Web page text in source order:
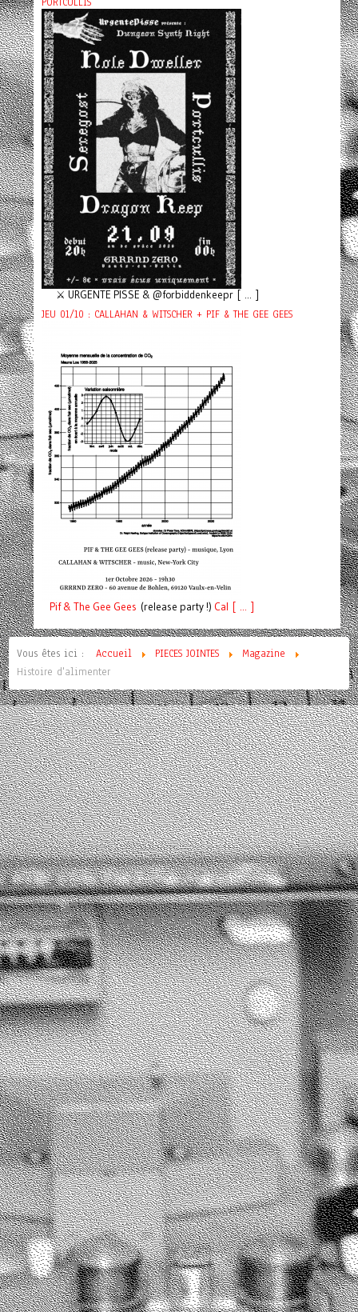
⚔️ URGENTE PISSE & @forbiddenkeepr [ ... ]
JEU 01/10 : CALLAHAN & WITSCHER + PIF & THE GEE GEES
Pif& The Gee Gees (release party !) Cal [ ... ]
Vous êtes ici : Accueil PIECES JOINTES
Magazine
Histoire d'alimenter